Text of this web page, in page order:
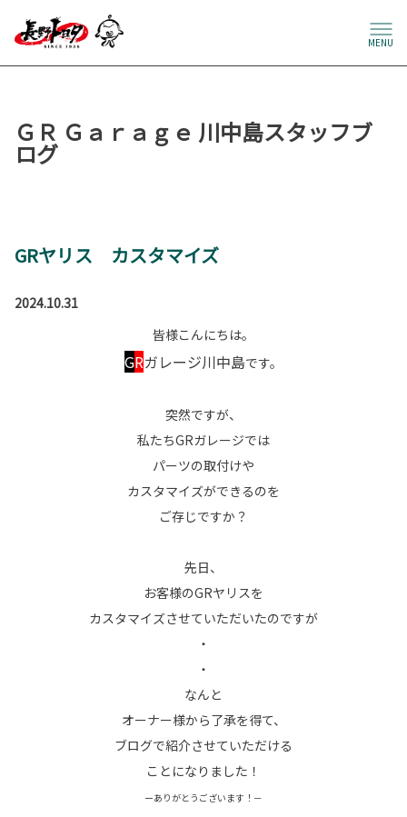
MENU
ＧＲ Ｇａｒａｇｅ 川中島スタッフブ
ログ
GRヤリス カスタマイズ
2024.10.31
皆様こんにちは。
GRガレージ川中島です。
突然ですが、
私たちGRガレージでは
パーツの取付けや
カスタマイズができるのを
ご存じですか？
先日、
お客様のGRヤリスを
カスタマイズさせていただいたのですが
・
・
なんと
オーナー様から了承を得て、
ブログで紹介させていただける
ことになりました！
ーありがとうございます！－